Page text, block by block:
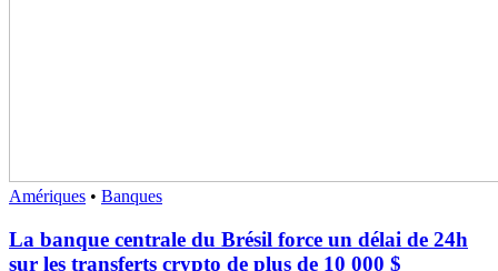
Amériques • Banques
La banque centrale du Brésil force un délai de 24h
sur les transferts crypto de plus de 10 000 $